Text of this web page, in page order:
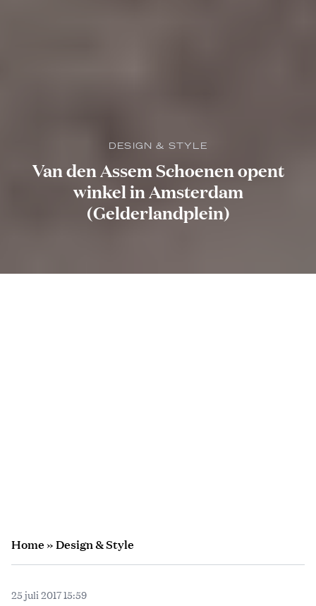
DESIGN & STYLE
Van den Assem Schoenen opent
winkel in Amsterdam
(Gelderlandplein)
Home»Design & Style
25 juli 2017 15:59